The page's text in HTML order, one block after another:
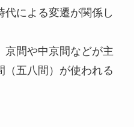
代による変遷が関係し
京間や中京間などが主
（五八間）が使われる